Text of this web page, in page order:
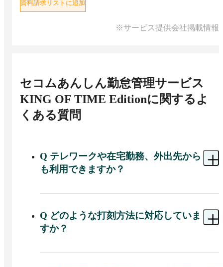
資料請求リストに追加
※サービス提供会社掲載情報
セコムあんしん勤怠管理サービス
KING OF TIME Editionに関するよ
くある質問
Q テレワークや在宅勤務、外出先から
も利用できますか？
A セコムあんしん勤怠管理サービス KING OF
ン・携帯電話から利用でき、テレワークや在宅勤
務、外出先からの利用にも対応しています。
Q どのような打刻方法に対応していま
すか？
A セコムあんしん勤怠管理サービス KING OF